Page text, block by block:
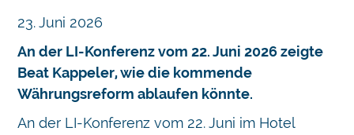
Chatbot
23. Juni 2026
An der LI-Konferenz vom 22. Juni 2026 zeigte
Beat Kappeler, wie die kommende
Währungsreform ablaufen könnte.
An der LI-Konferenz vom 22. Juni im Hotel